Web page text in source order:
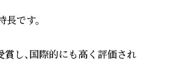
です。
、国際的にも高く評価され